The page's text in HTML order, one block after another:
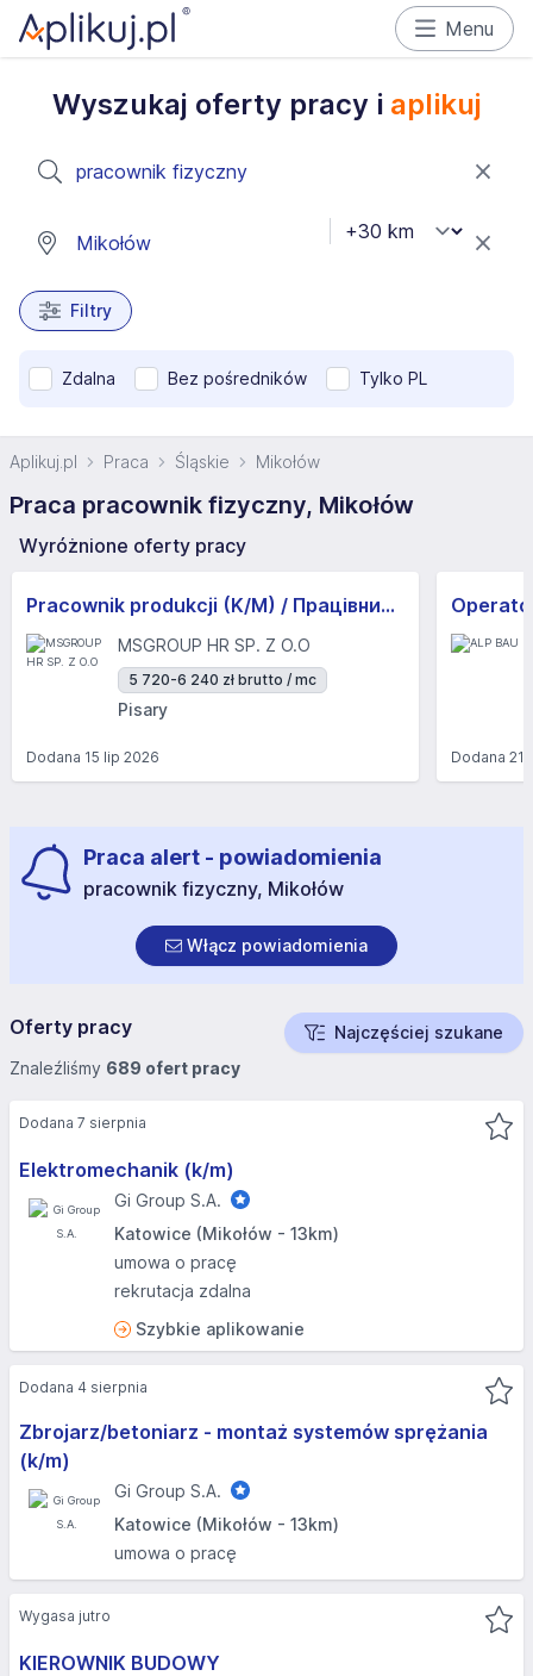
Menu
Wyszukaj oferty pracy i aplikuj
Filtry
Zdalna Bez pośredników Tylko PL
Aplikuj.pl Praca Śląskie Mikołów
Praca pracownik fizyczny, Mikołów
Wyróżnione oferty pracy
Pracownik produkcji (K/M) / Працівники продукції Huber-Suhner (K/M)
MSGROUP HR SP. Z O.O
5 720-6 240 zł brutto / mc
Pisary
Dodana 15 lip 2026 Dodana21
Praca alert - powiadomienia
pracownik fizyczny, Mikołów
Włącz powiadomienia
Oferty pracy
Najczęściej szukane
Znaleźliśmy 689 ofert pracy
Elektromechanik (k/m)
Gi Group S.A.
Katowice (Mikołów - 13km)
umowa o pracę
rekrutacja zdalna
Szybkie aplikowanie
Dodana 7 sierpnia
Zbrojarz/betoniarz - montaż systemów sprężania
(k/m)
Gi Group S.A.
Katowice (Mikołów - 13km)
umowa o pracę
Dodana 4 sierpnia
KIEROWNIK BUDOWY
Wygasa jutro